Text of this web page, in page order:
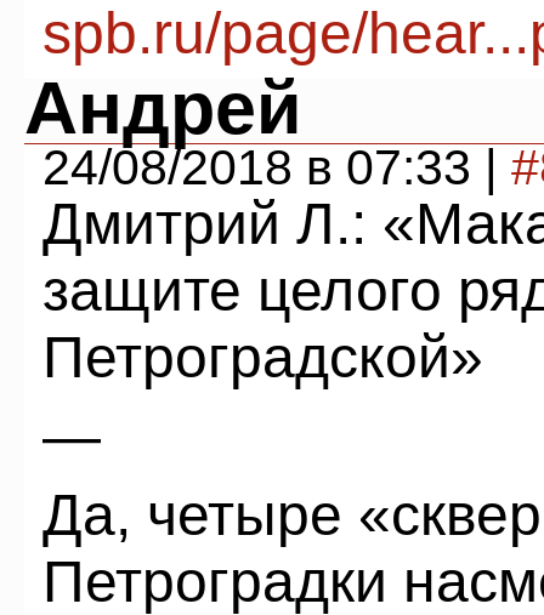
spb.ru/page/
Андрей
24/08/2018 в 07:33 |
Дмитрий Л.:
защите целого
Петроградской»
—
Да, четыре
Петроградки